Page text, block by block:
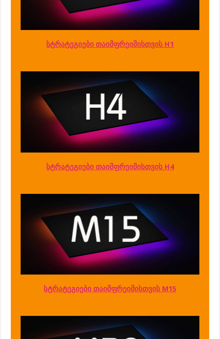
სტრატეგიები თაიმფრეიმისთვის H1
სტრატეგიები თაიმფრეიმისთვის H4
სტრატეგიები თაიმფრეიმისთვის M15